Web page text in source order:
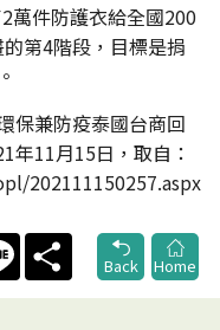
萬件防護衣給全國200
第4階段，目標是捐
保兼防疫泰國台商回
年11月15日，取自：
202111150257.aspx
Line
Share
Back
Home